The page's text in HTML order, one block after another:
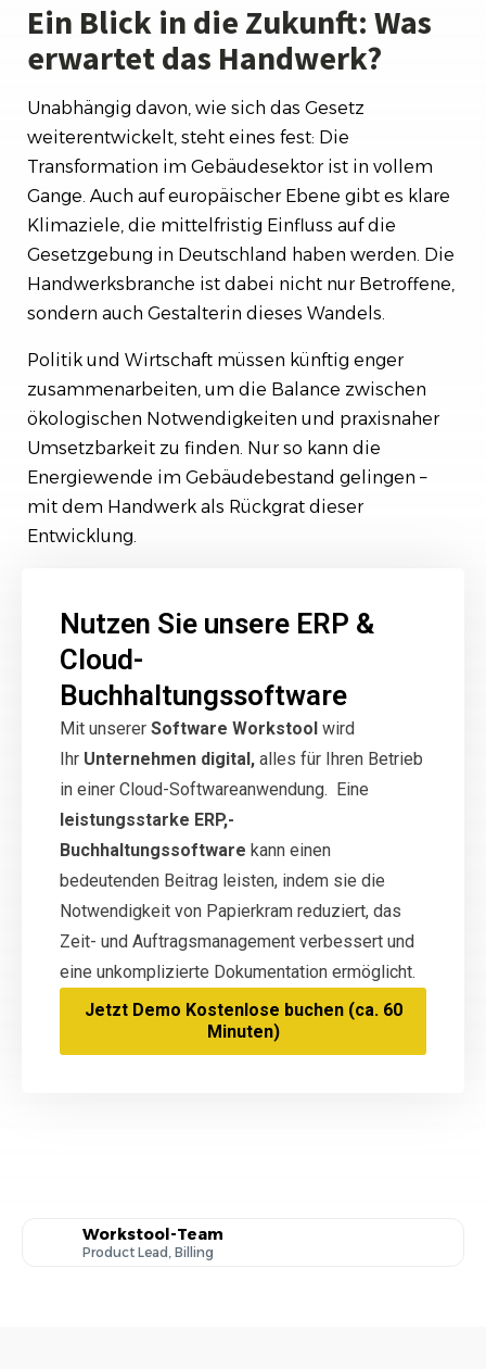
Ein Blick in die Zukunft: Was
erwartet das Handwerk?
Unabhängig davon, wie sich das Gesetz
weiterentwickelt, steht eines fest: Die
Transformation im Gebäudesektor ist in vollem
Gange. Auch auf europäischer Ebene gibt es klare
Klimaziele, die mittelfristig Einfluss auf die
Gesetzgebung in Deutschland haben werden. Die
Handwerksbranche ist dabei nicht nur Betroffene,
sondern auch Gestalterin dieses Wandels.
Politik und Wirtschaft müssen künftig enger
zusammenarbeiten, um die Balance zwischen
ökologischen Notwendigkeiten und praxisnaher
Umsetzbarkeit zu finden. Nur so kann die
Energiewende im Gebäudebestand gelingen –
mit dem Handwerk als Rückgrat dieser
Entwicklung.
Nutzen Sie unsere ERP &
Cloud-
Buchhaltungssoftware
Mit unserer Software Workstool wird
Ihr Unternehmen digital, alles für Ihren Betrieb
in einer Cloud-Softwareanwendung. Eine
leistungsstarke ERP,-
Buchhaltungssoftware kann einen
bedeutenden Beitrag leisten, indem sie die
Notwendigkeit von Papierkram reduziert, das
Zeit- und Auftragsmanagement verbessert und
eine unkomplizierte Dokumentation ermöglicht.
Jetzt Demo Kostenlose buchen (ca. 60
Minuten)
Workstool-Team
Product Lead, Billing